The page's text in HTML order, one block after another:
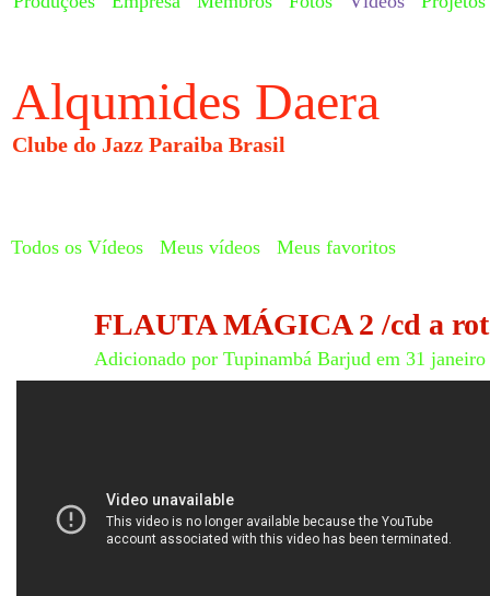
Alqumides Daera
Clube do Jazz Paraiba Brasil
Todos os Vídeos Meus vídeos Meus favoritos
FLAUTA MÁGICA 2 /cd a
Adicionado por Tupinambá Barjud em 31